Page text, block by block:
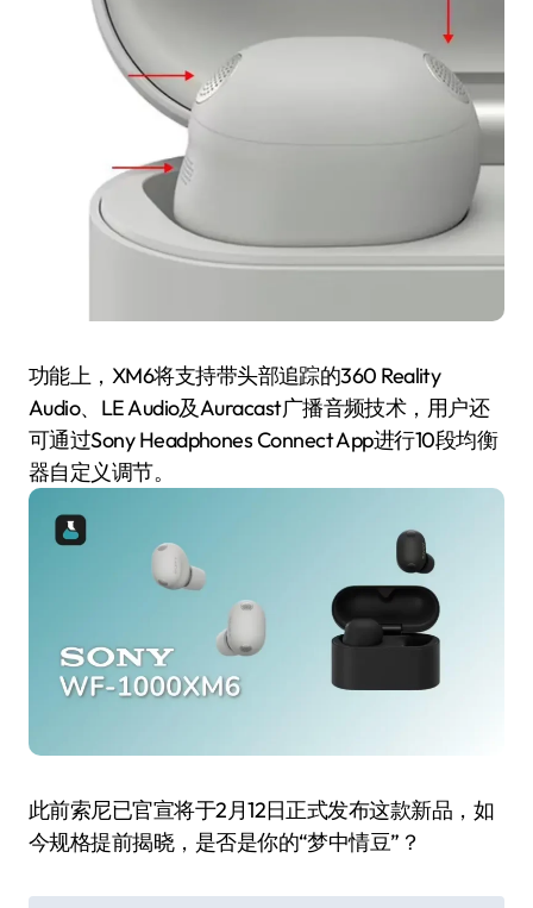
功能上，XM6将支持带头部追踪的360 Reality
Audio、LE Audio及Auracast广播音频技术，用户还
可通过Sony Headphones Connect App进行10段均衡
器自定义调节。
此前索尼已官宣将于2月12日正式发布这款新品，如
今规格提前揭晓，是否是你的“梦中情豆”？